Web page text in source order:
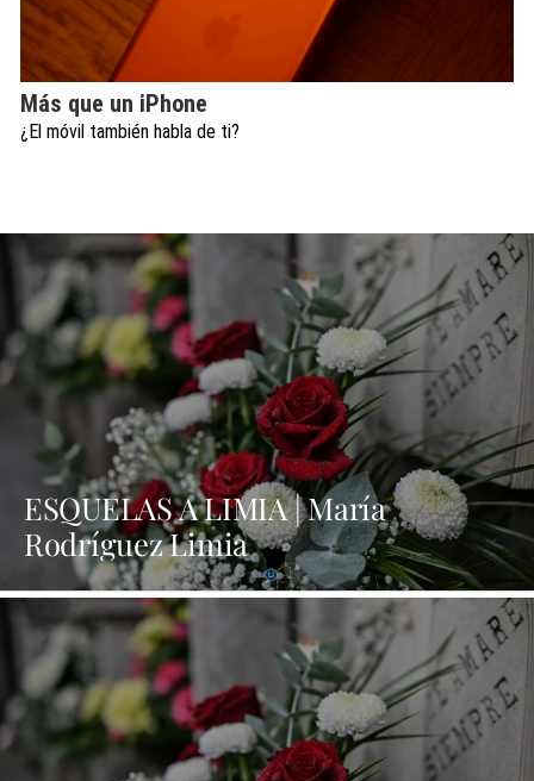
Más que un iPhone
¿El móvil también habla de ti?
ESQUELAS A LIMIA | María
Rodríguez Limia